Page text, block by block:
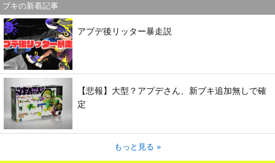
ブキの新着記事
アプデ後リッター暴走説
【悲報】大型？アプデさん、新ブキ追加無しで確
定
もっと見る »